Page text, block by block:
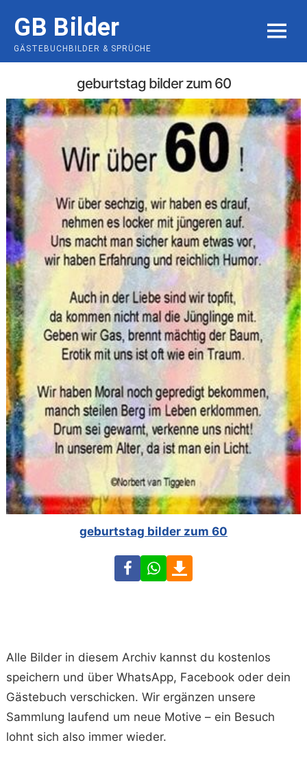
content
GB Bilder
GÄSTEBUCHBILDER & SPRÜCHE
MENU
geburtstag bilder zum 60
geburtstag bilder zum 60
FacebookWhatsApp
Alle Bilder in diesem Archiv kannst du kostenlos
speichern und über WhatsApp, Facebook oder dein
Gästebuch verschicken. Wir ergänzen unsere
Sammlung laufend um neue Motive – ein Besuch
lohnt sich also immer wieder.